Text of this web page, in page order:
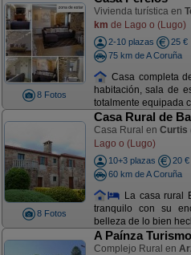
8 Fotos
Vivienda turística en
km de Lago o (Lugo)
2-10 plazas
25 €
75 km de A Coruña
Casa completa
habitación, sala de
totalmente equipada
8 Fotos
Casa Rural de
Casa Rural en Curtis
Lago o (Lugo)
10+3 plazas
20 €
60 km de A Coruña
La casa rural
tranquilo con su
belleza de lo bien
A Paínza
Complejo Rural en